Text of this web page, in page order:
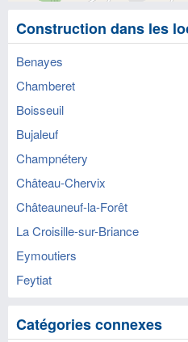
Construction dans les
Benayes
Chamberet
Boisseuil
Bujaleuf
Champnétery
Château-Chervix
Châteauneuf-la-Forêt
La Croisille-sur-Briance
Eymoutiers
Feytiat
Catégories connexes